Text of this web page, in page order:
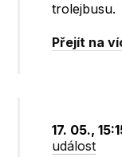
trolejbusu.
Přejít na
17. 05.,
událost